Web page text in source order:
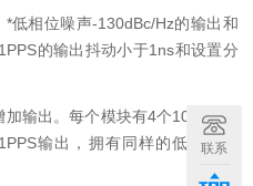
相位噪声-130dBc/Hz的输出和
的输出抖动小于1ns和设置分
出。每个模块有4个10MHz的
输出，拥有同样的低相位噪
联系